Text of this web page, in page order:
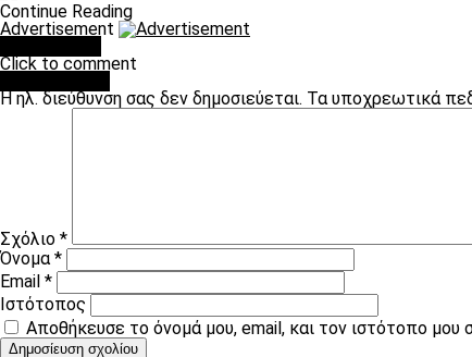
Continue Reading
Advertisement
Click to comment
Η ηλ. διεύθυνση σας δεν δημοσιεύεται. Τα υποχρεωτικά
Σχόλιο *
Όνομα*
Email *
Ιστότοπος
Αποθήκευσε το όνομά μου, email, και τον ιστότοπο